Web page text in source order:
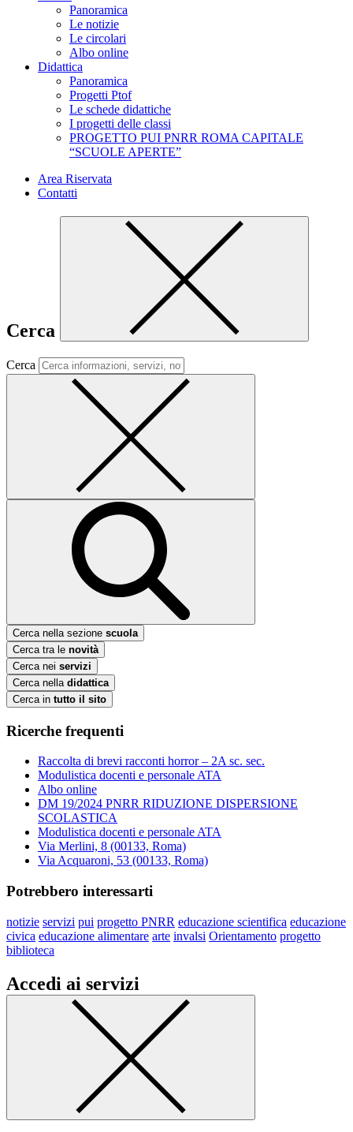
Panoramica
Le notizie
Le circolari
Albo online
Didattica
Panoramica
Progetti Ptof
Le schede didattiche
I progetti delle classi
PROGETTO PUI PNRR ROMA CAPITALE
“SCUOLE APERTE”
Area Riservata
Contatti
Cerca
Cerca
Cerca nella sezione scuola
Cerca tra le novità
Cerca nei servizi
Cerca nella didattica
Cerca in tutto il sito
Ricerche frequenti
Raccolta di brevi racconti horror – 2A sc. sec.
Modulistica docenti e personale ATA
Albo online
DM 19/2024 PNRR RIDUZIONE DISPERSIONE
SCOLASTICA
Modulistica docenti e personale ATA
Via Merlini, 8 (00133, Roma)
Via Acquaroni, 53 (00133, Roma)
Potrebbero interessarti
notizie servizi pui progetto PNRR educazione scientifica educazione
civica educazione alimentare arte invalsi Orientamento progetto
biblioteca
Accedi ai servizi